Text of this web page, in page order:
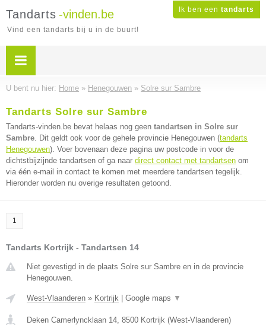
Ik ben een tandarts
Tandarts -vinden.be
Vind een tandarts bij u in de buurt!
U bent nu hier: Home » Henegouwen » Solre sur Sambre
Tandarts Solre sur Sambre
Tandarts-vinden.be bevat helaas nog geen tandartsen in Solre sur
Sambre. Dit geldt ook voor de gehele provincie Henegouwen (tandarts
Henegouwen). Voer bovenaan deze pagina uw postcode in voor de
dichtstbijzijnde tandartsen of ga naar direct contact met tandartsen om
via één e-mail in contact te komen met meerdere tandartsen tegelijk.
Hieronder worden nu overige resultaten getoond.
1
Tandarts Kortrijk - Tandartsen 14
Niet gevestigd in de plaats Solre sur Sambre en in de provincie
Henegouwen.
West-Vlaanderen » Kortrijk Google maps ▼
Deken Camerlyncklaan 14, 8500 Kortrijk (West-Vlaanderen)